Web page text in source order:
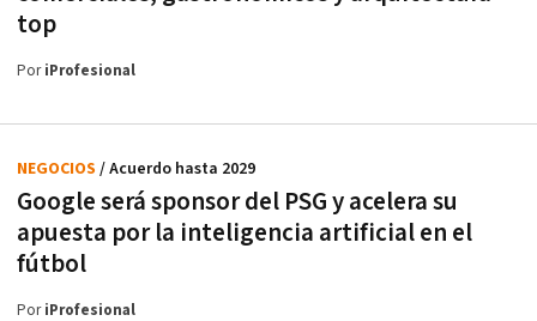
top
PoriProfesional
Google será sponsor del PSG y acelera su
apuesta por la inteligencia artificial en el
fútbol
NEGOCIOS / Acuerdo hasta 2029
PoriProfesional